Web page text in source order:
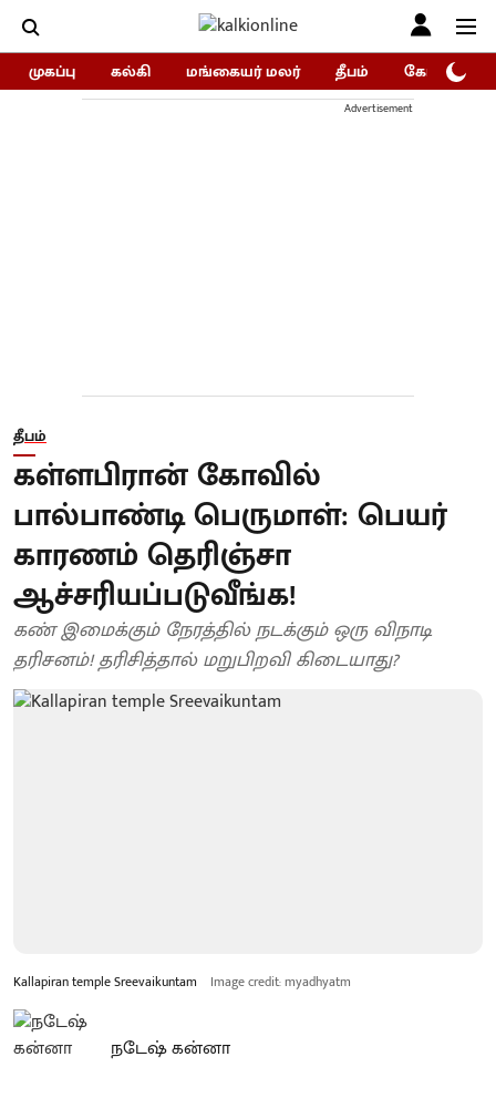
முகப்பு கல்கி மங்கையர் மலர் தீபம் கோகுலம்/
Advertisement
தீபம்
கள்ளபிரான் கோவில்
பால்பாண்டி பெருமாள்: பெயர்
காரணம் தெரிஞ்சா
ஆச்சரியப்படுவீங்க!
கண் இமைக்கும் நேரத்தில் நடக்கும் ஒரு விநாடி
தரிசனம்! தரிசித்தால் மறுபிறவி கிடையாது?
Kallapiran temple Sreevaikuntam Image credit: myadhyatm
நடேஷ் கன்னா